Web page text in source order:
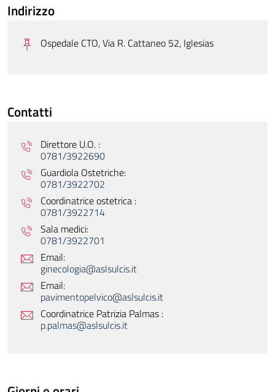
Indirizzo
Ospedale CTO, Via R. Cattaneo 52, Iglesias
Contatti
Direttore U.O. :
0781/3922690
Guardiola Ostetriche:
0781/3922702
Coordinatrice ostetrica :
0781/3922714
Sala medici:
0781/3922701
Email:
ginecologia@aslsulcis.it
Email:
pavimentopelvico@aslsulcis.it
Coordinatrice Patrizia Palmas :
p.palmas@aslsulcis.it